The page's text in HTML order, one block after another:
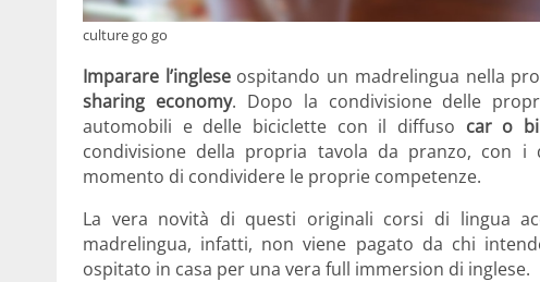
culture go go
Imparare l’ingleseospitando un madrelingua nella
sharing economy. Dopo la condivisione delle
automobili e delle biciclette con il diffuso car o
condivisione della propria tavola da pranzo, con i
momento di condividere le proprie competenze.
La vera novità di questi originali corsi di lingua
madrelingua, infatti, non viene pagato da chi
ospitato in casa per una vera full immersion di inglese.